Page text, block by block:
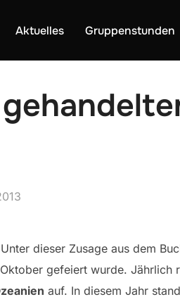
Aktuelles Gruppenstunden
Unter dieser Zusage aus dem
gefeiert wurde. Jährlich
auf. In diesem Jahr